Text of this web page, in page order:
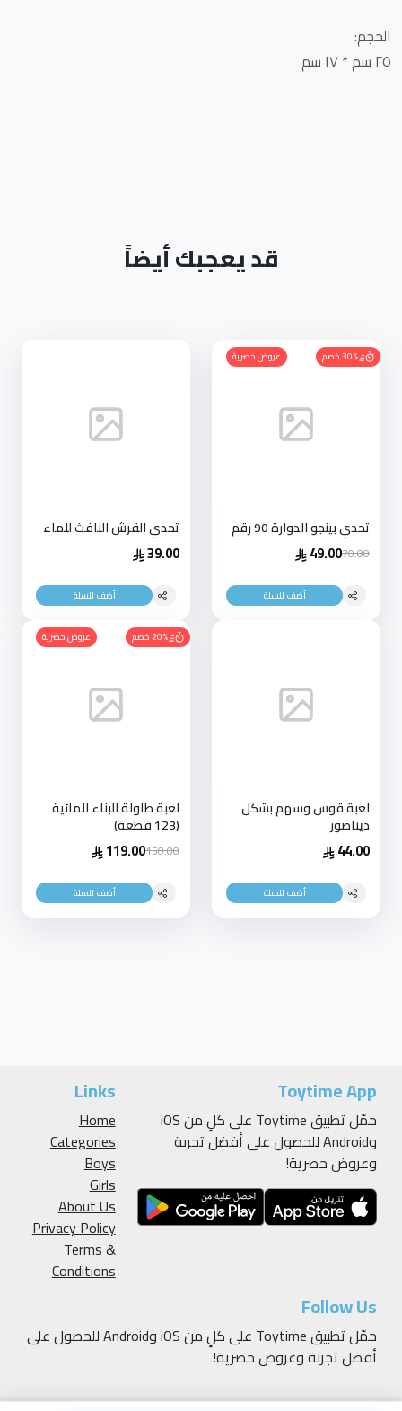
الحجم:
٢٥ سم * ١٧ سم
قد يعجبك أيضاً
30% خصم عروض حصرية
تحدي بينجو الدوارة 90 رقم
70.00
49.00
أضف للسلة
تحدي القرش النافث للماء
39.00
أضف للسلة
لعبة قوس وسهم بشكل
ديناصور
44.00
أضف للسلة
20% خصم عروض حصرية
لعبة طاولة البناء المائية
(123 قطعة)
150.00
119.00
أضف للسلة
Toytime App
حمّل تطبيق Toytime على كلٍ من iOS
وAndroid للحصول على أفضل تجربة
وعروض حصرية!
Links
Home
Categories
Boys
Girls
About Us
Privacy Policy
Terms &
Conditions
Follow Us
حمّل تطبيق Toytime على كلٍ من iOS وAndroid للحصول على
أفضل تجربة وعروض حصرية!